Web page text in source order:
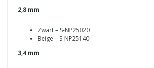
2,8 mm
Zwart – S‑NP25020
Beige – S‑NP25140
3,4 mm